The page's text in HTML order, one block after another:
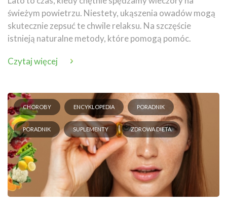
świeżym powietrzu. Niestety, ukąszenia owadów mogą
skutecznie zepsuć te chwile relaksu. Na szczęście
istnieją naturalne metody, które pomogą pomóc.
Czytaj więcej
CHOROBY ENCYKLOPEDIA PORADNIK
PORADNIK SUPLEMENTY ZDROWA DIETA